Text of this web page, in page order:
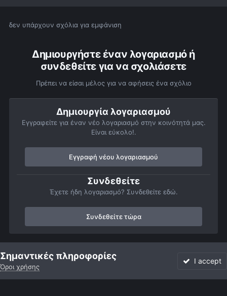
δεν υπάρχουν σχόλια για εμφάνιση
Δημιουργήστε έναν λογαριασμό ή
συνδεθείτε για να σχολιάσετε
Πρέπει να είσαι μέλος για να αφήσεις ένα σχόλιο
Δημιουργία λογαριασμού
Εγγραφείτε για έναν νέο λογαριασμό στην κοινότητά μας.
Είναι εύκολο!.
Εγγραφή νέου λογαριασμού
Συνδεθείτε
Έχετε ήδη λογαριασμό? Συνδεθείτε εδώ.
Συνδεθείτε τώρα
Αρχή Αστροφωτογραφίες Member Albums
Σημαντικές πληροφορίες
Όροι χρήσης
I accept
Forum